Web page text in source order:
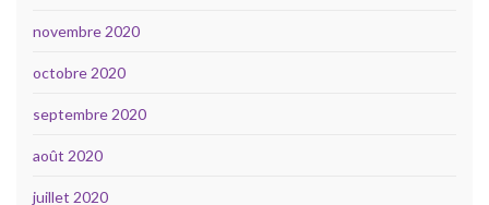
novembre 2020
octobre 2020
septembre 2020
août 2020
juillet 2020